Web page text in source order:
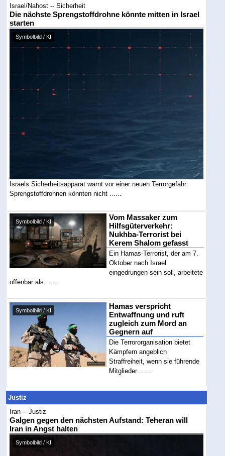
Israel/Nahost -- Sicherheit
Die nächste Sprengstoffdrohne könnte mitten in Israel
starten
Symbolbild / KI
Israels Sicherheitsapparat warnt vor einer neuen Terrorgefahr:
Sprengstoffdrohnen könnten nicht ......
Symbolbild / KI
Vom Massaker zum
Hilfsgüterverkehr:
Nukhba-Terrorist bei
Kerem Shalom gefasst
Ein Hamas-Terrorist, der am 7.
Oktober nach Israel
eingedrungen sein soll, arbeitete
offenbar als ......
Symbolbild / KI
Hamas verspricht
Entwaffnung und ruft
zugleich zum Mord an
Gegnern auf
Die Terrororganisation bietet
Kämpfern angeblich
Straffreiheit, wenn sie führende
Mitglieder ......
Justiz
Iran -- Justiz
Galgen gegen den nächsten Aufstand: Teheran will
Iran in Angst halten
Symbolbild / KI